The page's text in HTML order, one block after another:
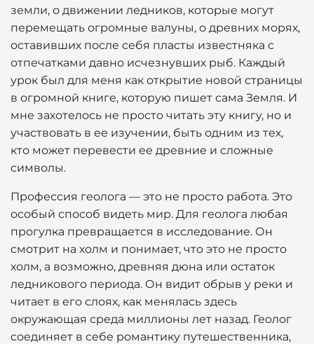
земли, о движении ледников, которые могут
перемещать огромные валуны, о древних морях,
оставивших после себя пласты известняка с
отпечатками давно исчезнувших рыб. Каждый
урок был для меня как открытие новой страницы
в огромной книге, которую пишет сама Земля. И
мне захотелось не просто читать эту книгу, но и
участвовать в ее изучении, быть одним из тех,
кто может перевести ее древние и сложные
символы.
Профессия геолога — это не просто работа. Это
особый способ видеть мир. Для геолога любая
прогулка превращается в исследование. Он
смотрит на холм и понимает, что это не просто
холм, а возможно, древняя дюна или остаток
ледникового периода. Он видит обрыв у реки и
читает в его слоях, как менялась здесь
окружающая среда миллионы лет назад. Геолог
соединяет в себе романтику путешественника,